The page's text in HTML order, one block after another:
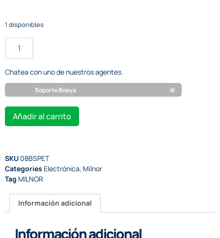
1 disponibles
Chatea con uno de nuestros agentes.
Soporte Boaya
Añadir al carrito
SKU 08BSPET
Categories Electrónica, Milnor
Tag MILNOR
Información adicional
Información adicional